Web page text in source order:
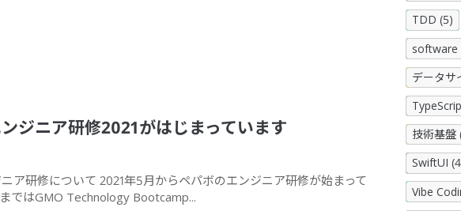
ジニア研修2021がはじまっています
ア研修について 2021年5月からペパボのエンジニア研修が始まって
ではGMO Technology Bootcamp...
TDD (5)
software
データサ
技術基盤
SwiftUI
Vibe